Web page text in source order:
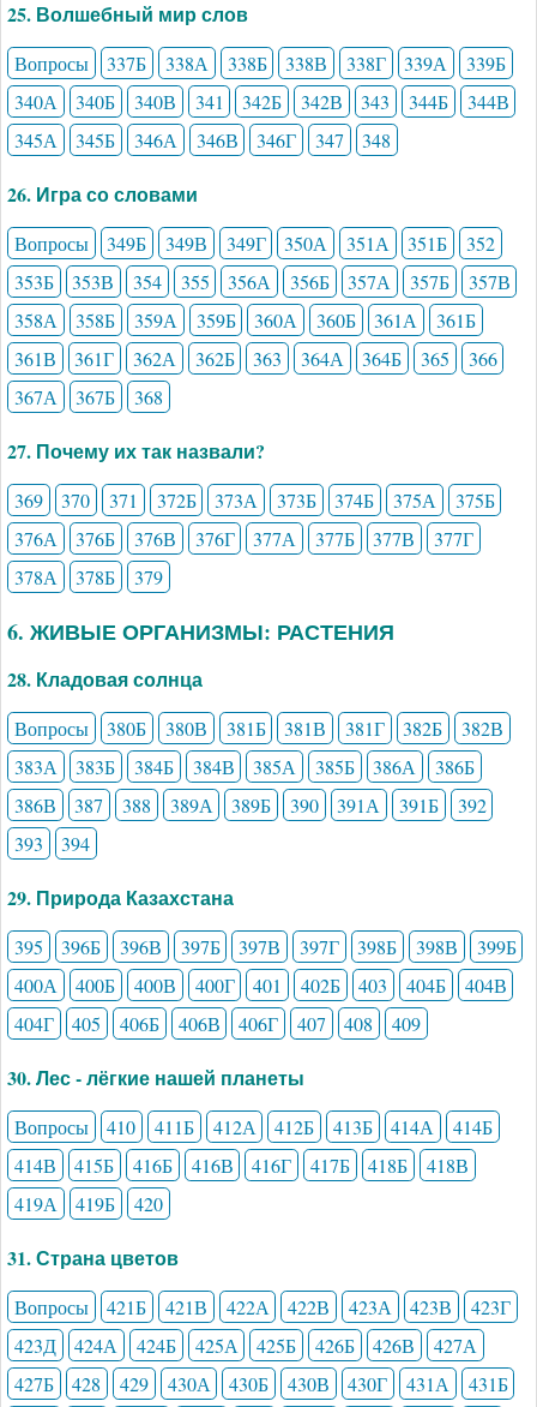
25. Волшебный мир слов
Вопросы 337Б 338А 338Б 338В 338Г 339А
339Б
340А
340Б 340В 341 342Б 342В 343 344Б
344В
345А
345Б 346А 346В 346Г 347 348
26. Игра со словами
Вопросы 349Б 349В 349Г 350А 351А 351Б
352
353Б
353В 354 355 356А 356Б 357А 357Б
357В
358А
358Б 359А 359Б 360А 360Б 361А
361Б
361В
361Г 362А 362Б 363 364А 364Б 365
366
367А
367Б 368
27. Почему их так назвали?
369 370 371 372Б 373А 373Б 374Б 375А
375Б
376А
376Б 376В 376Г 377А 377Б 377В
377Г
378А
378Б 379
6. ЖИВЫЕ ОРГАНИЗМЫ: РАСТЕНИЯ
28. Кладовая солнца
Вопросы 380Б 380В 381Б 381В 381Г 382Б
382В
383А
383Б 384Б 384В 385А 385Б 386А
386Б
386В
387 388 389А 389Б 390 391А 391Б
392
393
394
29. Природа Казахстана
395 396Б 396В 397Б 397В 397Г 398Б 398В
399Б
400А
400Б 400В 400Г 401 402Б 403 404Б
404В
404Г
405 406Б 406В 406Г 407 408 409
30. Лес - лёгкие нашей планеты
Вопросы 410 411Б 412А 412Б 413Б 414А
414Б
414В
415Б 416Б 416В 416Г 417Б 418Б
418В
419А
419Б 420
31. Страна цветов
Вопросы 421Б 421В 422А 422В 423А 423В
423Г
423Д
424А 424Б 425А 425Б 426Б 426В
427А
427Б
428 429 430А 430Б 430В 430Г 431А
431Б